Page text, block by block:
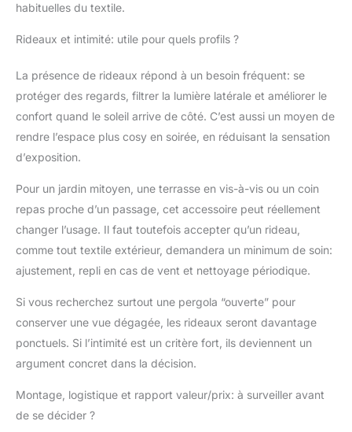
habituelles du textile.
Rideaux et intimité: utile pour quels profils ?
La présence de rideaux répond à un besoin fréquent: se
protéger des regards, filtrer la lumière latérale et améliorer le
confort quand le soleil arrive de côté. C’est aussi un moyen de
rendre l’espace plus cosy en soirée, en réduisant la sensation
d’exposition.
Pour un jardin mitoyen, une terrasse en vis-à-vis ou un coin
repas proche d’un passage, cet accessoire peut réellement
changer l’usage. Il faut toutefois accepter qu’un rideau,
comme tout textile extérieur, demandera un minimum de soin:
ajustement, repli en cas de vent et nettoyage périodique.
Si vous recherchez surtout une pergola “ouverte” pour
conserver une vue dégagée, les rideaux seront davantage
ponctuels. Si l’intimité est un critère fort, ils deviennent un
argument concret dans la décision.
Montage, logistique et rapport valeur/prix: à surveiller avant
de se décider ?